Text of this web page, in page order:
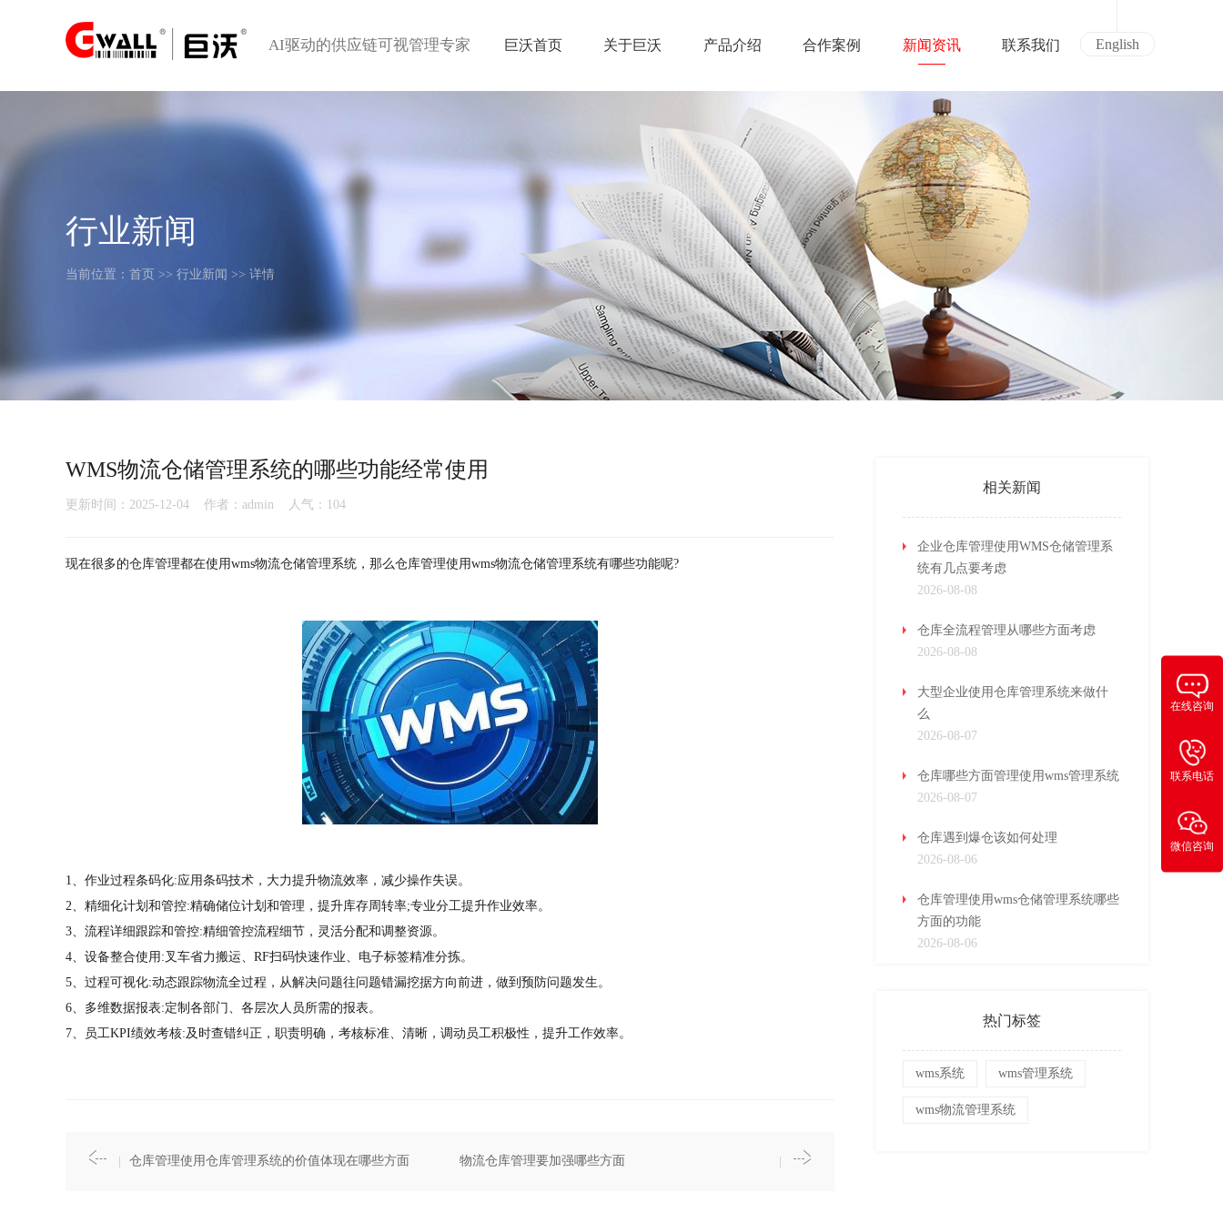
AI驱动的供应链可视管理专家 巨沃首页 关于巨沃 产品介绍 合作案例 新闻资讯 联系我们 English
行业新闻
当前位置： 首页 >> 行业新闻 >> 详情
WMS物流仓储管理系统的哪些功能经常使用
更新时间：2025-12-04 作者：admin 人气： 104
现在很多的仓库管理都在使用wms物流仓储管理系统，那么仓库管理使用wms物流仓储管理系统有哪些功能呢?
1、作业过程条码化:应用条码技术，大力提升物流效率，减少操作失误。
2、精细化计划和管控:精确储位计划和管理，提升库存周转率;专业分工提升作业效率。
3、流程详细跟踪和管控:精细管控流程细节，灵活分配和调整资源。
4、设备整合使用:叉车省力搬运、RF扫码快速作业、电子标签精准分拣。
5、过程可视化:动态跟踪物流全过程，从解决问题往问题错漏挖据方向前进，做到预防问题发生。
6、多维数据报表:定制各部门、各层次人员所需的报表。
7、员工KPI绩效考核:及时查错纠正，职责明确，考核标准、清晰，调动员工积极性，提升工作效率。
仓库管理使用仓库管理系统的价值体现在哪些方面 物流仓库管理要加强哪些方面
相关新闻
企业仓库管理使用WMS仓储管理系
统有几点要考虑
2026-08-08
仓库全流程管理从哪些方面考虑
2026-08-08
大型企业使用仓库管理系统来做什
么
2026-08-07
仓库哪些方面管理使用wms管理系统
2026-08-07
仓库遇到爆仓该如何处理
2026-08-06
仓库管理使用wms仓储管理系统哪些
方面的功能
2026-08-06
热门标签
wms系统 wms管理系统
wms物流管理系统
在线咨询
联系电话
微信咨询